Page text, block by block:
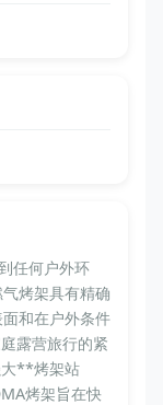
任何户外环
烤架具有精确
和在户外条件
露营旅行的紧
大**烤架站
烤架旨在快